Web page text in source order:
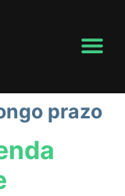
prazo